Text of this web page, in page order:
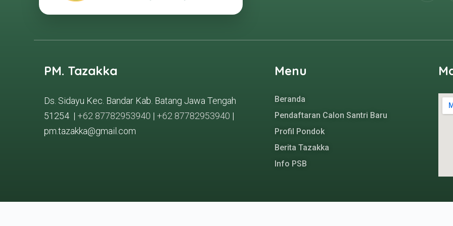
PM. Tazakka
Ds. Sidayu Kec. Bandar Kab. Batang Jawa Tengah
51254 | +62 87782953940 | +62 87782953940 |
pm.tazakka@gmail.com
Menu
Beranda
Pendaftaran Calon Santri Baru
Profil Pondok
Berita Tazakka
Info PSB